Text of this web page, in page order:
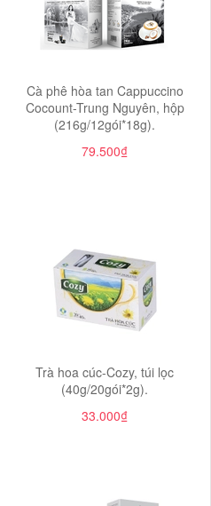
Cà phê hòa tan Cappuccino
Cocount-Trung Nguyên, hộp
(216g/12gói*18g).
79.500₫
Trà hoa cúc-Cozy, túi lọc
(40g/20gói*2g).
33.000₫